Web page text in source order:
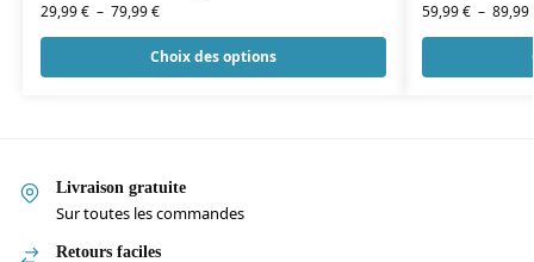
29,99€ – 79,99€
Choix des options
59,99€ – 89,99
Livraison gratuite
Sur toutes les commandes
Retours faciles